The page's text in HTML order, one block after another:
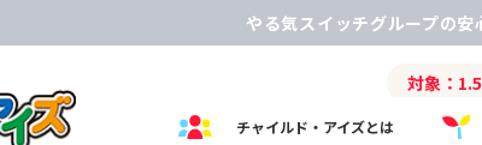
やる気スイッチグループの
対象：
チャイルド・アイズとは